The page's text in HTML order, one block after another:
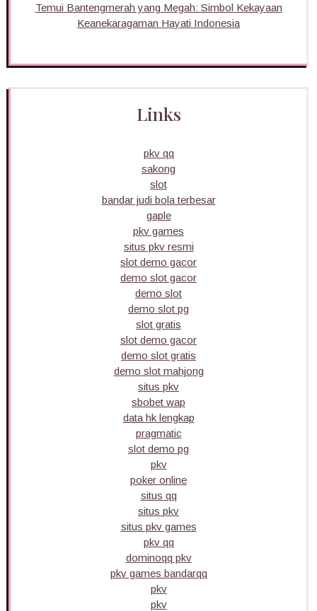
Temui Bantengmerah yang Megah: Simbol Kekayaan
Keanekaragaman Hayati Indonesia
Links
pkv qq
sakong
slot
bandar judi bola terbesar
gaple
pkv games
situs pkv resmi
slot demo gacor
demo slot gacor
demo slot
demo slot pg
slot gratis
slot demo gacor
demo slot gratis
demo slot mahjong
situs pkv
sbobet wap
data hk lengkap
pragmatic
slot demo pg
pkv
poker online
situs qq
situs pkv
situs pkv games
pkv qq
dominoqq pkv
pkv games bandarqq
pkv
pkv